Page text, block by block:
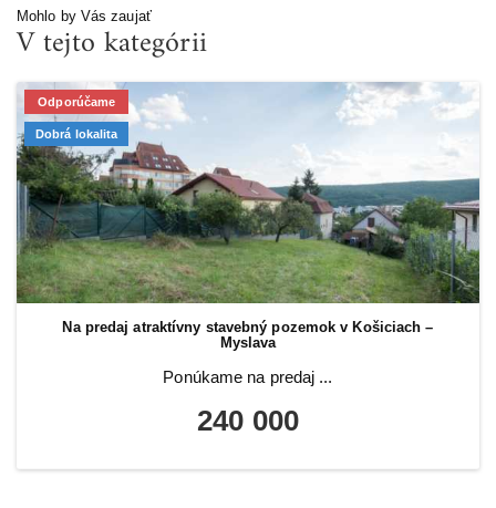
Mohlo by Vás zaujať
V tejto kategórii
Odporúčame
Dobrá lokalita
Na predaj atraktívny stavebný pozemok v Košiciach –
Myslava
Ponúkame na predaj ...
240 000